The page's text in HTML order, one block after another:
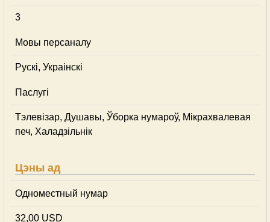
3
Мовы персаналу
Рускі, Украінскі
Паслугі
Тэлевізар, Душавы, Ўборка нумароў, Мікрахвалевая
печ, Халадзільнік
Цэны ад
Одноместный нумар
32,00 USD